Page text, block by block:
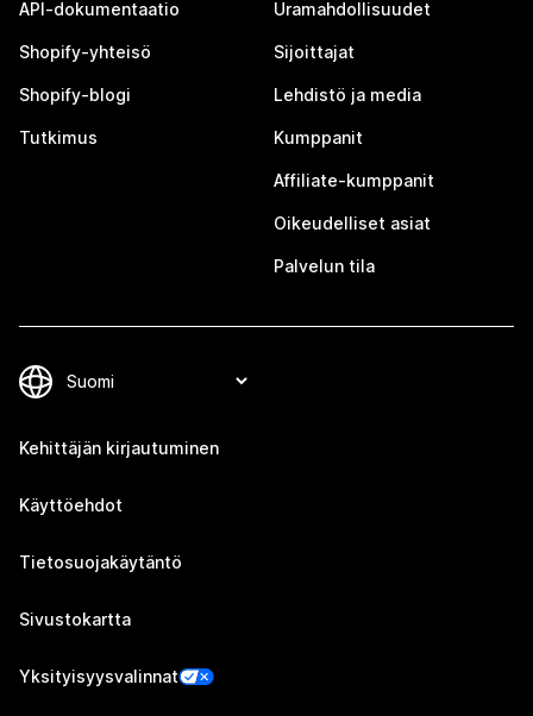
API-dokumentaatio
Shopify-yhteisö
Shopify-blogi
Tutkimus
Uramahdollisuudet
Sijoittajat
Lehdistö ja media
Kumppanit
Affiliate-kumppanit
Oikeudelliset asiat
Palvelun tila
Kehittäjän kirjautuminen
Käyttöehdot
Tietosuojakäytäntö
Sivustokartta
Yksityisyysvalinnat